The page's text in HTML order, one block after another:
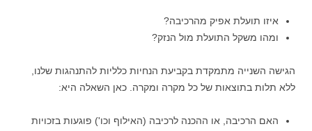
איזו תועלת אפיק מהרכיבה?
ומהו משקל התועלת מול הנזק?
הגישה השנייה מתמקדת בקביעת הנחיות כלליות להתנהגות שלנו,
ללא תלות בתוצאות של כל מקרה ומקרה. כאן השאלה היא:
האם הרכיבה, או ההכנה לרכיבה (האילוף וכו') פוגעות בזכויות